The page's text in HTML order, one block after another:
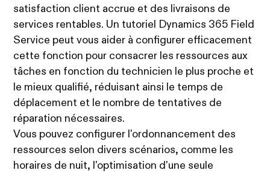
satisfaction client accrue et des livraisons de
services rentables. Un tutoriel Dynamics 365 Field
Service peut vous aider à configurer efficacement
cette fonction pour consacrer les ressources aux
tâches en fonction du technicien le plus proche et
le mieux qualifié, réduisant ainsi le temps de
déplacement et le nombre de tentatives de
réparation nécessaires.
Vous pouvez configurer l'ordonnancement des
ressources selon divers scénarios, comme les
horaires de nuit, l'optimisation d'une seule